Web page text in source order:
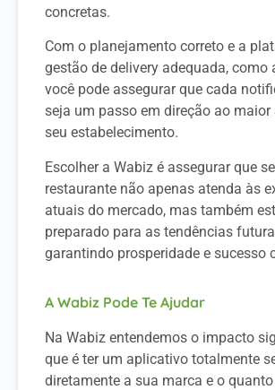
concretas.
Com o planejamento correto e a
gestão de delivery adequada, como
você pode assegurar que cada
seja um passo em direção ao maior
seu estabelecimento.
Escolher a Wabiz é assegurar que
restaurante não apenas atenda às
atuais do mercado, mas também
preparado para as tendências
garantindo prosperidade e sucesso
A Wabiz Pode Te Ajudar
Na Wabiz entendemos o impacto
que é ter um aplicativo totalmente
diretamente a sua marca e o